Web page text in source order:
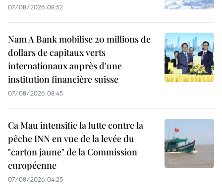
07/08/2026 08:52
Nam A Bank mobilise 20 millions de
dollars de capitaux verts
internationaux auprès d'une
institution financière suisse
07/08/2026 08:45
Ca Mau intensifie la lutte contre la
pêche INN en vue de la levée du
"carton jaune" de la Commission
européenne
07/08/2026 04:25